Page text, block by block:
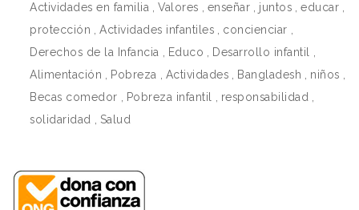
Actividades en familia , Valores , enseñar , juntos , educar ,
protección , Actividades infantiles , concienciar ,
Derechos de la Infancia , Educo , Desarrollo infantil ,
Alimentación , Pobreza , Actividades , Bangladesh , niños ,
Becas comedor , Pobreza infantil , responsabilidad ,
solidaridad , Salud